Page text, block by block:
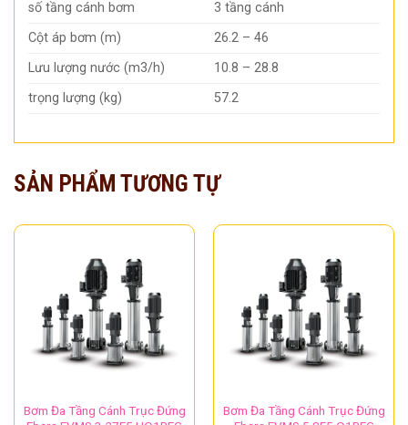
số tầng cánh bơm
3 tầng cánh
Cột áp bơm (m)
26.2 – 46
Lưu lượng nước (m3/h)
10.8 – 28.8
trọng lượng (kg)
57.2
SẢN PHẨM TƯƠNG TỰ
Bơm Đa Tầng Cánh Trục Đứng
Bơm Đa Tầng Cánh Trục Đứng